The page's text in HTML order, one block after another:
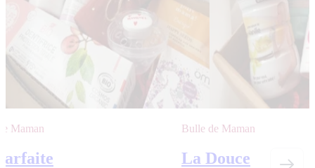
Maman Bulle de Maman
La Douce